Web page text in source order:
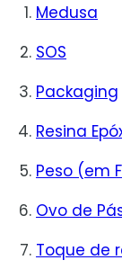
Medusa
SOS
Packaging
Resina
Peso (em
Ovo de
Toque de